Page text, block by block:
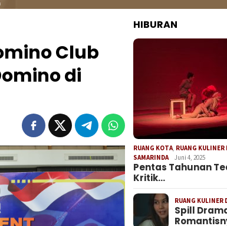
Club
di
HIBURAN
RUANG KOTA RUANG KULINER
SAMARINDA
Juni 4, 2025
Pentas Tahunan
Kritik…
RUANG KULINER
Spill